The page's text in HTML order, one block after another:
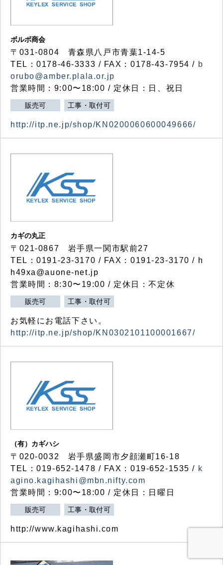
ボルボ商会
〒031-0804 青森県八戸市青葉1-14-5
TEL：0178-46-3333 / FAX：0178-43-7954 / b
orubo@amber.plala.or.jp
営業時間：9:00〜18:00 / 定休日：日、祝日
販売可 工事・取付可
http://itp.ne.jp/shop/KN0200060600049666/
カギの丸正
〒021-0867 岩手県一関市駅前27
TEL：0191-23-3170 / FAX：0191-23-3170 / h
h49xa@auone-net.jp
営業時間：8:30〜19:00 / 定休日：不定休
販売可 工事・取付可
お気軽にお電話下さい。
http://itp.ne.jp/shop/KN0302101100001667/
（有）カギハシ
〒020-0032 岩手県盛岡市夕顔瀬町16-18
TEL：019-652-1478 / FAX：019-652-1535 / k
agino.kagihashi@mbn.nifty.com
営業時間：9:00〜18:00 / 定休日：日曜日
販売可 工事・取付可
http://www.kagihashi.com